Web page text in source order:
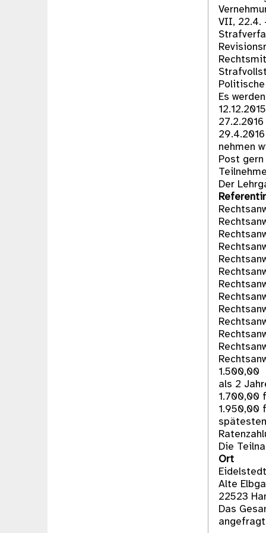
VII, 22.4.
Es
12.12.2015
27.2.2016
nehmen
Post
Der
1.500,00
als 2
1.700,00
1.950,00
Die
Ort
Alte
22523
Das